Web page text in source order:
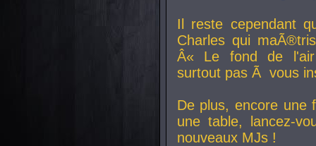
Il reste cependant
Charles qui
Â« Le fond de
surtout pas Ã vous
De plus, encore une
une table, lancez-
nouveaux MJs !